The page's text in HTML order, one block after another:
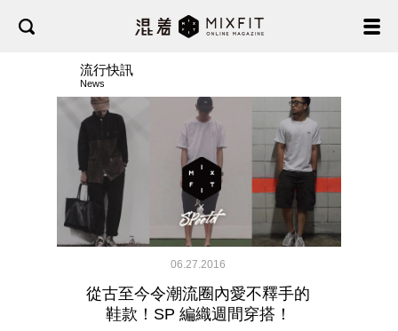
流行快訊
News
06.27.2016
從古至今令潮流圈內愛不釋手的
鞋款！SP 編織週間穿搭！